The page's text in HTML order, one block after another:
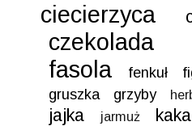
ciecierzyca
czekolada
fasola fenkuł
gruszka
grzyby
jajka jarmuż